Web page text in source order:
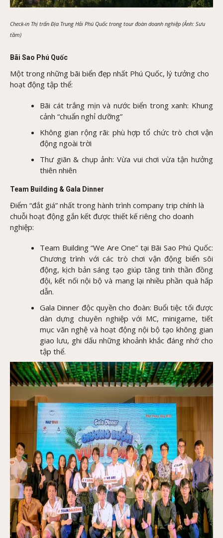
Check-in Thị trấn Địa Trung Hải Phú Quốc trong tour đoàn doanh nghiệp (Ảnh: Sưu
tầm)
Bãi Sao Phú Quốc
Một trong những bãi biển đẹp nhất Phú Quốc, lý tưởng cho
hoạt động tập thể:
Bãi cát trắng mịn và nước biển trong xanh: Khung
cảnh “chuẩn nghỉ dưỡng”
Không gian rộng rãi: phù hợp tổ chức trò chơi vận
động ngoài trời
Thư giãn & chụp ảnh: Vừa vui chơi vừa tận hưởng
thiên nhiên
Team Building & Gala Dinner
Điểm “đắt giá” nhất trong hành trình company trip chính là
chuỗi hoạt động gắn kết được thiết kế riêng cho doanh
nghiệp:
Team Building “We Are One” tại Bãi Sao Phú Quốc:
Chương trình với các trò chơi vận động biển sôi
động, kịch bản sáng tạo giúp tăng tinh thần đồng
đội, kết nối nội bộ và mang lại nhiều phần quà hấp
dẫn.
Gala Dinner độc quyền cho đoàn: Buổi tiệc tối được
dàn dựng chuyên nghiệp với MC, minigame, tiết
mục văn nghệ và hoạt động nội bộ tạo không gian
giao lưu, ghi dấu những khoảnh khắc đáng nhớ cho
tập thể.